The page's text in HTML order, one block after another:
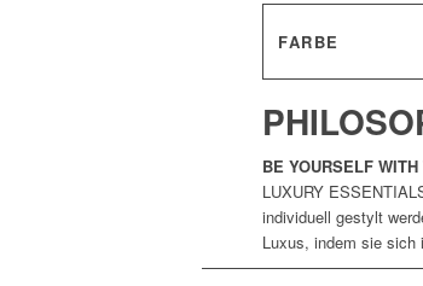
FARBE
BE YOURSELF
LUXURY
individuell gestylt
Luxus, indem sie sich